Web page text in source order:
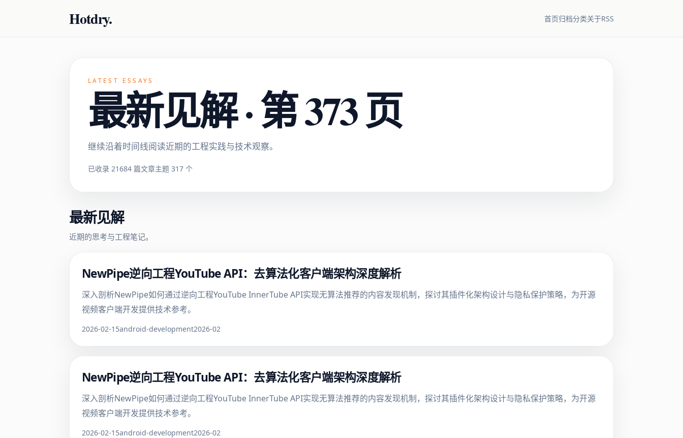
Hotdry. 首页归档分类关于RSS
LATEST ESSAYS
最新见解 · 第 373 页
继续沿着时间线阅读近期的工程实践与技术观察。
已收录 21684 篇文章主题 317 个
最新见解
近期的思考与工程笔记。
NewPipe逆向工程YouTube API：去算法化客户端架构深度解析
深入剖析NewPipe如何通过逆向工程YouTube InnerTube API实现无算法推荐的内容发现机制，探讨其插件化架构设计与隐私保护策略，为开源
视频客户端开发提供技术参考。
2026-02-15android-development2026-02
NewPipe逆向工程YouTube API：去算法化客户端架构深度解析
深入剖析NewPipe如何通过逆向工程YouTube InnerTube API实现无算法推荐的内容发现机制，探讨其插件化架构设计与隐私保护策略，为开源
视频客户端开发提供技术参考。
2026-02-15android-development2026-02